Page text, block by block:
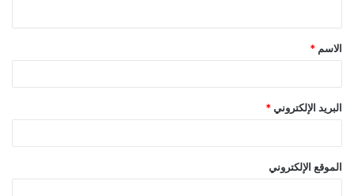
ق
*
الاسم *
البريد الإلكتروني *
الموقع الإلكتروني